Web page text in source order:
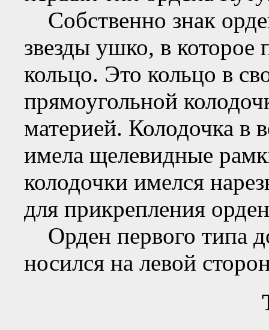
Собственно знак
звезды ушко, в которое
кольцо. Это кольцо в
прямоугольной
материей. Колодочка в
имела щелевидные
колодочки имелся
для прикрепления
Орден первого типа
носился на левой